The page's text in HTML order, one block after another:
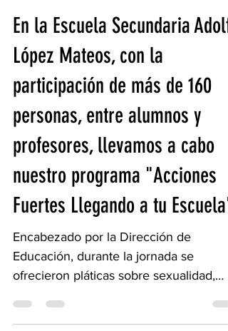
En la Escuela Secundaria Adolfo
López Mateos, con la
participación de más de 160
personas, entre alumnos y
profesores, llevamos a cabo
nuestro programa "Acciones
Fuertes Llegando a tu Escuela".
Encabezado por la Dirección de
Educación, durante la jornada se
ofrecieron pláticas sobre sexualidad,
salud y nutrición por parte de la...